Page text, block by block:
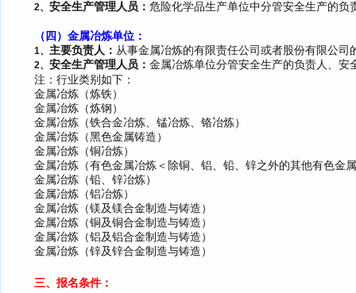
2、安全生产管理人员：危险化学品生产单位中分管安全生产的负
（四）金属冶炼单位 ：
1、主要负责人： 从事金属冶炼的有限责任公司或者股份有限公司
2、安全生产管理人员：金属冶炼单位分管安全生产的负责人 、安
注：行业类别如下：
金属冶炼（炼铁）
金属冶炼（炼钢）
金属冶炼（铁合金冶炼、锰冶炼、铬冶炼）
金属冶炼（黑色金属铸造）
金属冶炼（铜冶炼）
金属冶炼（有色金属冶炼＜除铜、铝、铅、锌之外的其他有色金
金属冶炼（铅、锌冶炼）
金属冶炼（铝冶炼）
金属冶炼（镁及镁合金制造与铸造）
金属冶炼（铜及铜合金制造与铸造）
金属冶炼（铝及铝合金制造与铸造）
金属冶炼（锌及锌合金制造与铸造）
三、报名条件：